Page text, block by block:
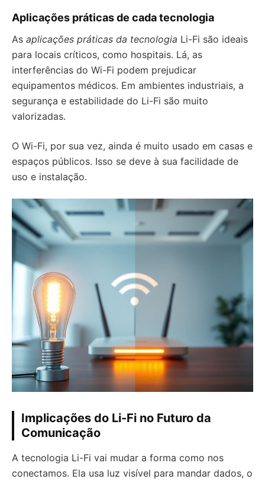
Aplicações práticas de cada tecnologia
As aplicações práticas da tecnologia Li-Fi são ideais
para locais críticos, como hospitais. Lá, as
interferências do Wi-Fi podem prejudicar
equipamentos médicos. Em ambientes industriais, a
segurança e estabilidade do Li-Fi são muito
valorizadas.
O Wi-Fi, por sua vez, ainda é muito usado em casas e
espaços públicos. Isso se deve à sua facilidade de
uso e instalação.
Implicações do Li-Fi no Futuro da
Comunicação
A tecnologia Li-Fi vai mudar a forma como nos
conectamos. Ela usa luz visível para mandar dados, o